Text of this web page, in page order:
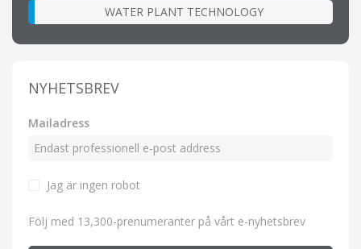
WATER PLANT TECHNOLOGY
NYHETSBREV
Mailadress
Jag är ingen robot
Följ med 13,300-prenumeranter på vårt e-nyhetsbrev